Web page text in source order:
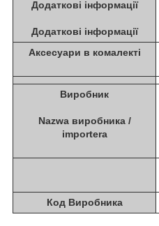
Додаткові інформації
Додаткові інформації
Аксесуари в комалекті
Виробник
Nazwa виробника /
importera
Код Виробника